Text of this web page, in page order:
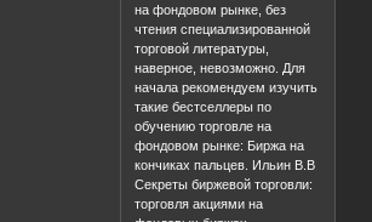
на фондовом рынке, без
чтения специализированной
торговой литературы,
наверное, невозможно. Для
начала рекомендуем изучить
такие бестселлеры по
обучению торговле на
фондовом рынке: Биржа на
кончиках пальцев. Ильин В.В
Секреты биржевой торговли:
торговля акциями на